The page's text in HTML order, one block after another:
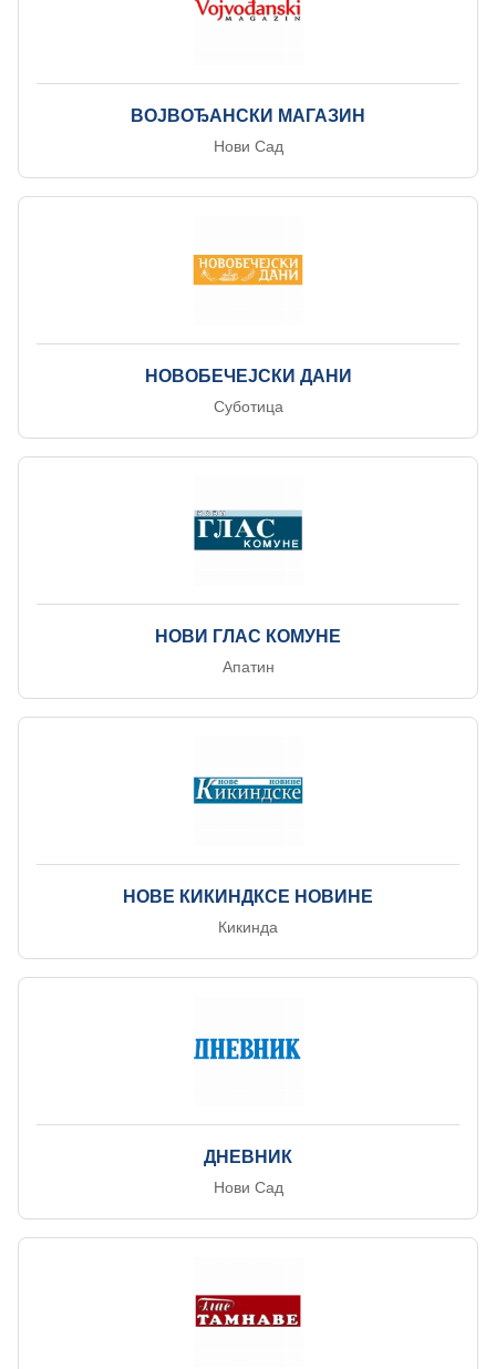
ВОЈВОЂАНСКИ МАГАЗИН
Нови Сад
НОВОБЕЧЕЈСКИ ДАНИ
Суботица
НОВИ ГЛАС КОМУНЕ
Апатин
НОВЕ КИКИНДКСЕ НОВИНЕ
Кикинда
ДНЕВНИК
Нови Сад